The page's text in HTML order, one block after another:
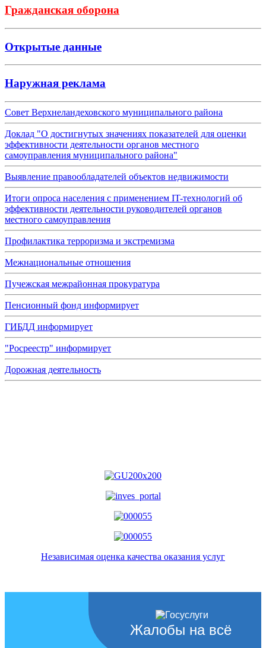
Гражданская оборона
Открытые данные
Наружная реклама
Совет Верхнеландеховского муниципального района
Доклад "О достигнутых значениях показателей для оценки
эффективности деятельности органов местного
самоуправления муниципального района"
Выявление правообладателей объектов недвижимости
Итоги опроса населения с применением IT-технологий об
эффективности деятельности руководителей органов
местного самоуправления
Профилактика терроризма и экстремизма
Межнациональные отношения
Пучежская межрайонная прокуратура
Пенсионный фонд информирует
ГИБДД информирует
"Росреестр" информирует
Дорожная деятельность
Независимая оценка качества оказания услуг
Жалобы на всё